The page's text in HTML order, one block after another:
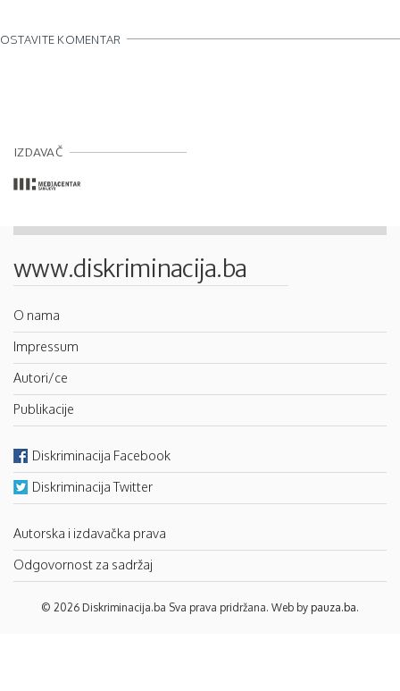
OSTAVITE KOMENTAR
IZDAVAČ
www.diskriminacija.ba
O nama
Impressum
Autori/ce
Publikacije
Diskriminacija Facebook
Diskriminacija Twitter
Autorska i izdavačka prava
Odgovornost za sadržaj
© 2026 Diskriminacija.ba Sva prava pridržana. Web by pauza.ba.